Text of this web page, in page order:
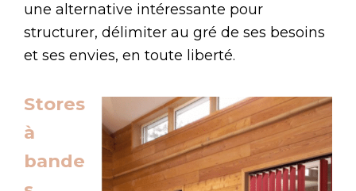
une alternative intéressante pour
structurer, délimiter au gré de ses besoins
et ses envies, en toute liberté.
Stores
à
bande